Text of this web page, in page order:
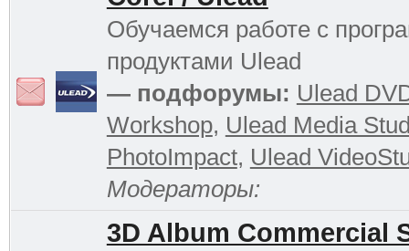
Обучаемся работе с
продуктами Ulead
— подфорумы: Ulead
Workshop, Ulead Media
PhotoImpact, Ulead
Модераторы:
3D Album Commercial